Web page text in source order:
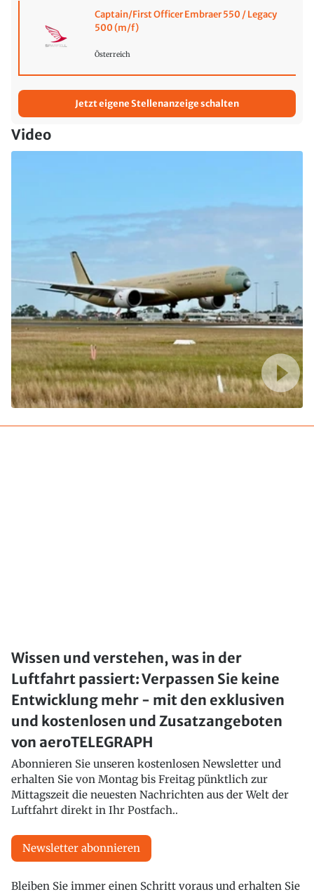
Captain/First Officer Embraer 550 / Legacy
500 (m/f)
Österreich
Jetzt eigene Stellenanzeige schalten
Video
Wissen und verstehen, was in der
Luftfahrt passiert: Verpassen Sie keine
Entwicklung mehr - mit den exklusiven
und kostenlosen und Zusatzangeboten
von aeroTELEGRAPH
Abonnieren Sie unseren kostenlosen Newsletter und
erhalten Sie von Montag bis Freitag pünktlich zur
Mittagszeit die neuesten Nachrichten aus der Welt der
Luftfahrt direkt in Ihr Postfach..
Newsletter abonnieren
Bleiben Sie immer einen Schritt voraus und erhalten Sie